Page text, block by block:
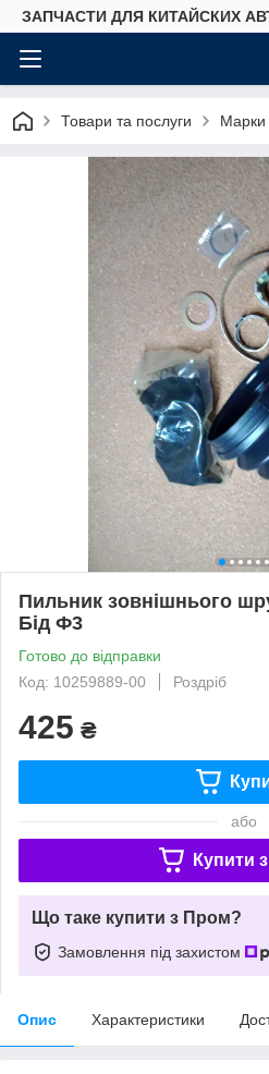
ЗАПЧАСТИ ДЛЯ КИТАЙСКИХ
Товари та послуги Марки
Пильник зовнішнього
Бід Ф3
Готово до відправки
Код: 10259889-00
Роздріб
425 ₴
або
Купити з
Що таке купити з Пром?
Замовлення під захистом
Опис Характеристики